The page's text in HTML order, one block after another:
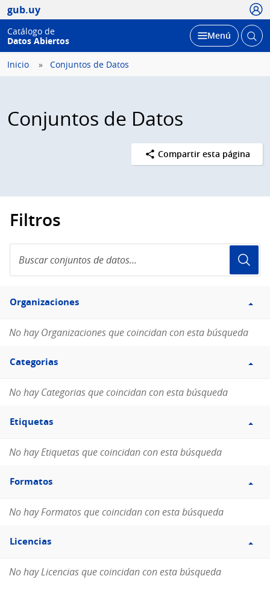
gub.uy
Catálogo de
Datos Abiertos
Desplegar
Menú Abrir
Inicio Conjuntos de Datos
Conjuntos de Datos
Compartir esta página
Filtros
conjuntos
de
Filtro
Organizaciones
Organizaciones
No hay Organizaciones que coincidan con esta búsqueda
Filtro
Categorias
Categorias
No hay Categorias que coincidan con esta búsqueda
Filtro
Etiquetas
Etiquetas
No hay Etiquetas que coincidan con esta búsqueda
Filtro
Formatos
Formatos
No hay Formatos que coincidan con esta búsqueda
Filtro
Licencias
Licencias
No hay Licencias que coincidan con esta búsqueda